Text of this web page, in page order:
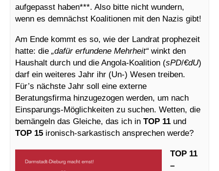
aufgepasst haben***. Also bitte nicht wundern,
wenn es demnächst Koalitionen mit den Nazis gibt!
Am Ende kommt es so, wie der Landrat prophezeit
hatte: die „dafür erfundene Mehrheit“winkt den
Haushalt durch und die Angola-Koalition (sPD/€dU)
darf ein weiteres Jahr ihr (Un-) Wesen treiben.
Für’s nächste Jahr soll eine externe
Beratungsfirma hinzugezogen werden, um nach
Einsparungs-Möglichkeiten zu suchen. Wetten, die
bemängeln das Gleiche, das ich in TOP 11 und
TOP 15 ironisch-sarkastisch ansprechen werde?
TOP 11
–